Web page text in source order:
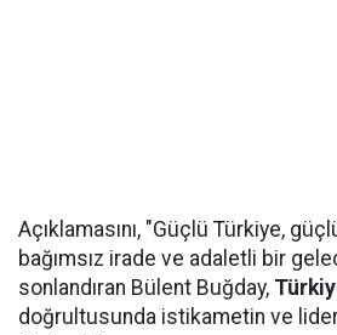
Açıklamasını, "Güçlü Türkiye,
bağımsız irade ve adaletli bir
sonlandıran Bülent Buğday,
doğrultusunda istikametin ve